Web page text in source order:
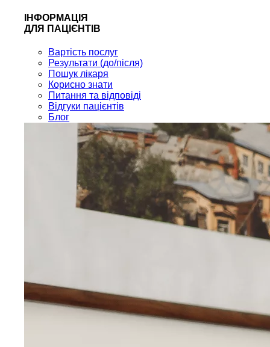
ІНФОРМАЦІЯ
ДЛЯ ПАЦІЄНТІВ
Вартість послуг
Результати (до/після)
Пошук лікаря
Корисно знати
Питання та відповіді
Відгуки пацієнтів
Блог